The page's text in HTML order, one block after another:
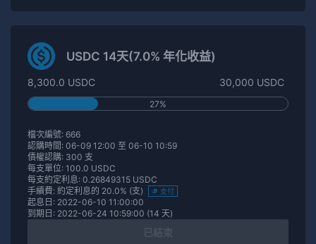
USDC 14天(7.0% 年化收益)
8,300.0 USDC 30,000 USDC
27%
檔次編號: 666
認購時間: 06-09 12:00 至 06-10 10:59
債權認購: 300 支
每支單位: 100.0 USDC
每支約定利息: 0.26849315 USDC
手續費: 約定利息的 20.0% (支)
支付
起息日: 2022-06-10 11:00:00
到期日: 2022-06-24 10:59:00 (14 天)